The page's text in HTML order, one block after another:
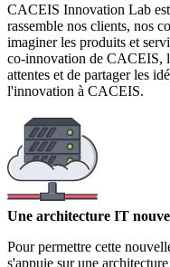
CACEIS Innovation Lab
rassemble nos clients, nos
imaginer les produits et
co-innovation de CACEIS,
attentes et de partager les
l'innovation à CACEIS.
Une architecture IT
Pour permettre cette
s'appuie sur une